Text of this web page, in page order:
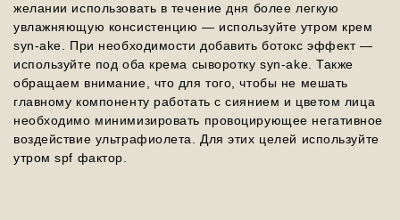
желании использовать в течение дня более легкую
увлажняющую консистенцию — используйте утром крем
syn-ake. При необходимости добавить ботокс эффект —
используйте под оба крема сыворотку syn-ake. Также
обращаем внимание, что для того, чтобы не мешать
главному компоненту работать с сиянием и цветом лица
необходимо минимизировать провоцирующее негативное
воздействие ультрафиолета. Для этих целей используйте
утром spf фактор.